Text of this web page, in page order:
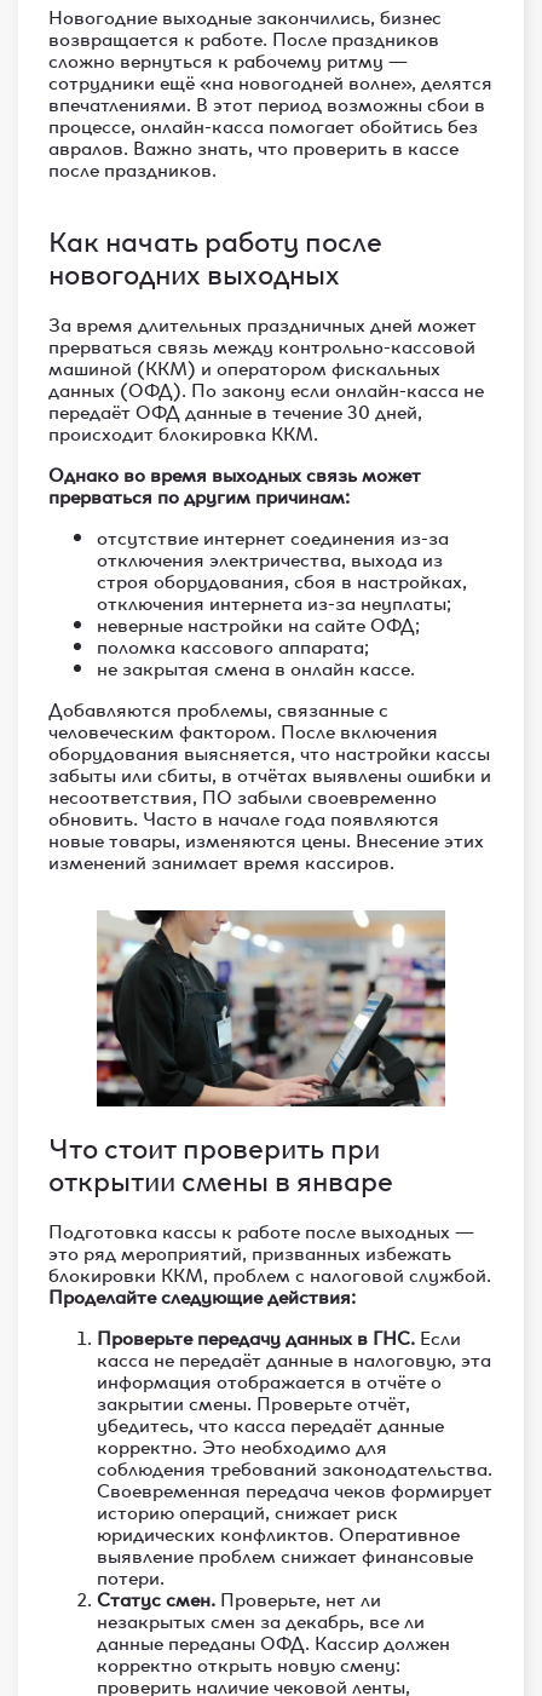
Новогодние выходные закончились, бизнес
возвращается к работе. После праздников
сложно вернуться к рабочему ритму —
сотрудники ещё «на новогодней волне», делятся
впечатлениями. В этот период возможны сбои в
процессе, онлайн-касса помогает обойтись без
авралов. Важно знать, что проверить в кассе
после праздников.
Как начать работу после
новогодних выходных
За время длительных праздничных дней может
прерваться связь между контрольно-кассовой
машиной (ККМ) и оператором фискальных
данных (ОФД). По закону если онлайн-касса не
передаёт ОФД данные в течение 30 дней,
происходит блокировка ККМ.
Однако во время выходных связь может
прерваться по другим причинам:
отсутствие интернет соединения из-за
отключения электричества, выхода из
строя оборудования, сбоя в настройках,
отключения интернета из-за неуплаты;
неверные настройки на сайте ОФД;
поломка кассового аппарата;
не закрытая смена в онлайн кассе.
Добавляются проблемы, связанные с
человеческим фактором. После включения
оборудования выясняется, что настройки кассы
забыты или сбиты, в отчётах выявлены ошибки и
несоответствия, ПО забыли своевременно
обновить. Часто в начале года появляются
новые товары, изменяются цены. Внесение этих
изменений занимает время кассиров.
Что стоит проверить при
открытии смены в январе
Подготовка кассы к работе после выходных —
это ряд мероприятий, призванных избежать
блокировки ККМ, проблем с налоговой службой.
Проделайте следующие действия:
Проверьте передачу данных в ГНС. Если
касса не передаёт данные в налоговую, эта
информация отображается в отчёте о
закрытии смены. Проверьте отчёт,
убедитесь, что касса передаёт данные
корректно. Это необходимо для
соблюдения требований законодательства.
Своевременная передача чеков формирует
историю операций, снижает риск
юридических конфликтов. Оперативное
выявление проблем снижает финансовые
потери.
Статус смен. Проверьте, нет ли
незакрытых смен за декабрь, все ли
данные переданы ОФД. Кассир должен
корректно открыть новую смену:
проверить наличие чековой ленты,